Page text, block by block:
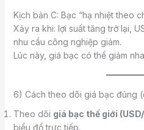
Kịch bản C: Bạc “hạ nhiệt theo
Xảy ra khi: lợi suất tăng trở lại,
nhu cầu công nghiệp giảm.
Lúc này, giá bạc có thể giảm
6) Cách theo dõi giá bạc đúng
Theo dõi giá bạc thế giới
biểu đồ trực tiếp.